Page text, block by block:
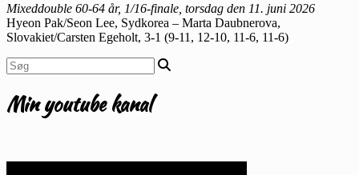
Mixeddouble 60-64 år, 1/16-finale, torsdag den 11. juni 2026
Hyeon Pak/Seon Lee, Sydkorea – Marta Daubnerova,
Slovakiet/Carsten Egeholt, 3-1 (9-11, 12-10, 11-6, 11-6)
Min youtube kanal